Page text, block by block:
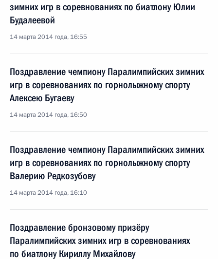
зимних игр в соревнованиях по биатлону Юлии
Будалеевой
14 марта 2014 года, 16:55
Поздравление чемпиону Паралимпийских зимних
игр в соревнованиях по горнолыжному спорту
Алексею Бугаеву
14 марта 2014 года, 16:50
Поздравление чемпиону Паралимпийских зимних
игр в соревнованиях по горнолыжному спорту
Валерию Редкозубову
14 марта 2014 года, 16:10
Поздравление бронзовому призёру
Паралимпийских зимних игр в соревнованиях
по биатлону Кириллу Михайлову